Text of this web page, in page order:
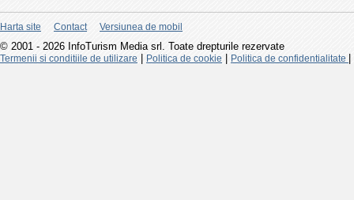
Harta site Contact Versiunea de mobil
© 2001 - 2026 InfoTurism Media srl. Toate drepturile rezervate
Termenii si conditiile de utilizare Politica de cookie Politica de confidentialitate